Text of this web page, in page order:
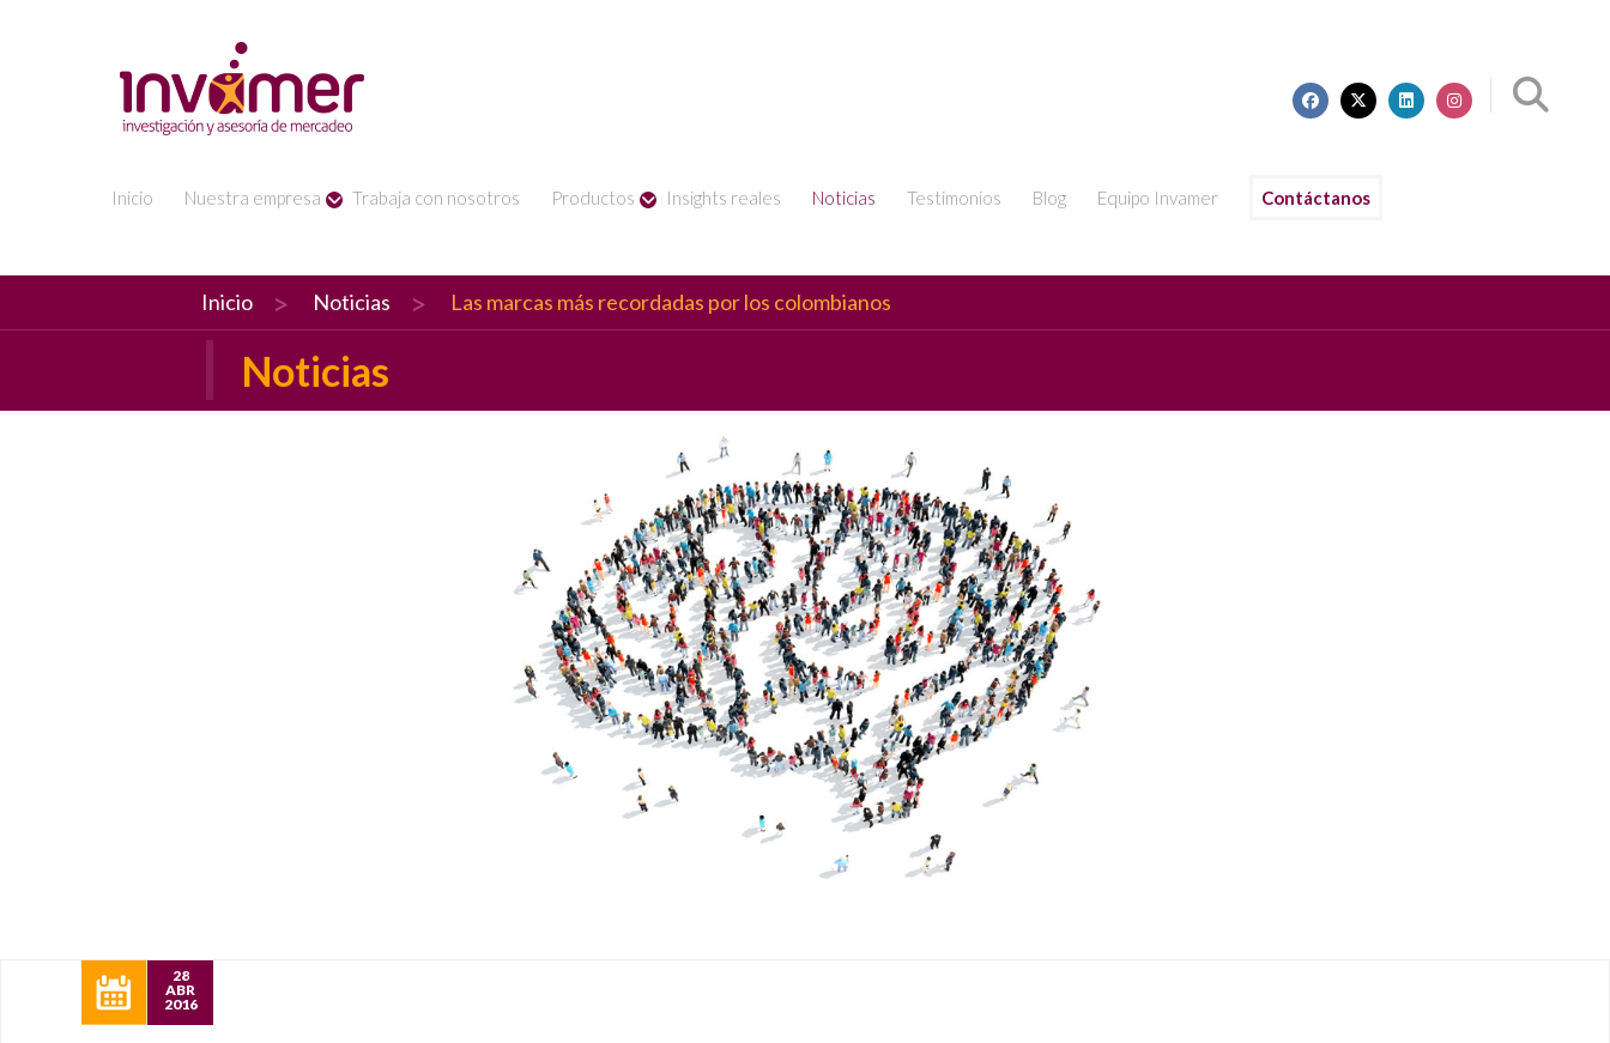
Inicio Nuestra empresa Trabaja con nosotros Productos Insights reales Noticias Testimonios Blog Equipo Invamer Contáctanos
Inicio Noticias Las marcas más recordadas por los colombianos
Noticias
28
ABR
2016